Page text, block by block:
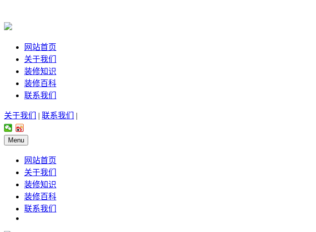
网站首页
关于我们
装修知识
装修百科
联系我们
关于我们 | 联系我们 |
Menu
网站首页
关于我们
装修知识
装修百科
联系我们